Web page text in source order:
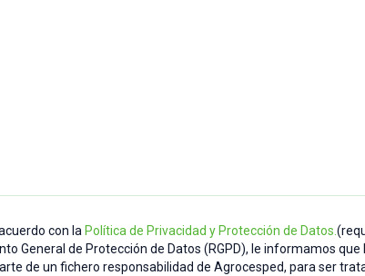
con la Política de Privacidad y Protección de Datos.
General de Protección de Datos (RGPD), le informamos
de un fichero responsabilidad de Agrocesped, para ser